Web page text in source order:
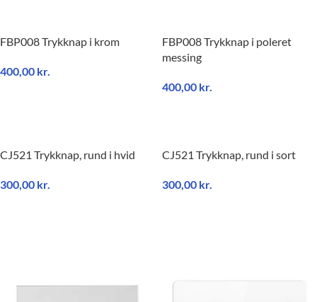
FBP008 Trykknap i krom
400,00 kr.
FBP008 Trykknap i poleret
messing
400,00 kr.
CJ521 Trykknap, rund i hvid
300,00 kr.
CJ521 Trykknap, rund i sort
300,00 kr.